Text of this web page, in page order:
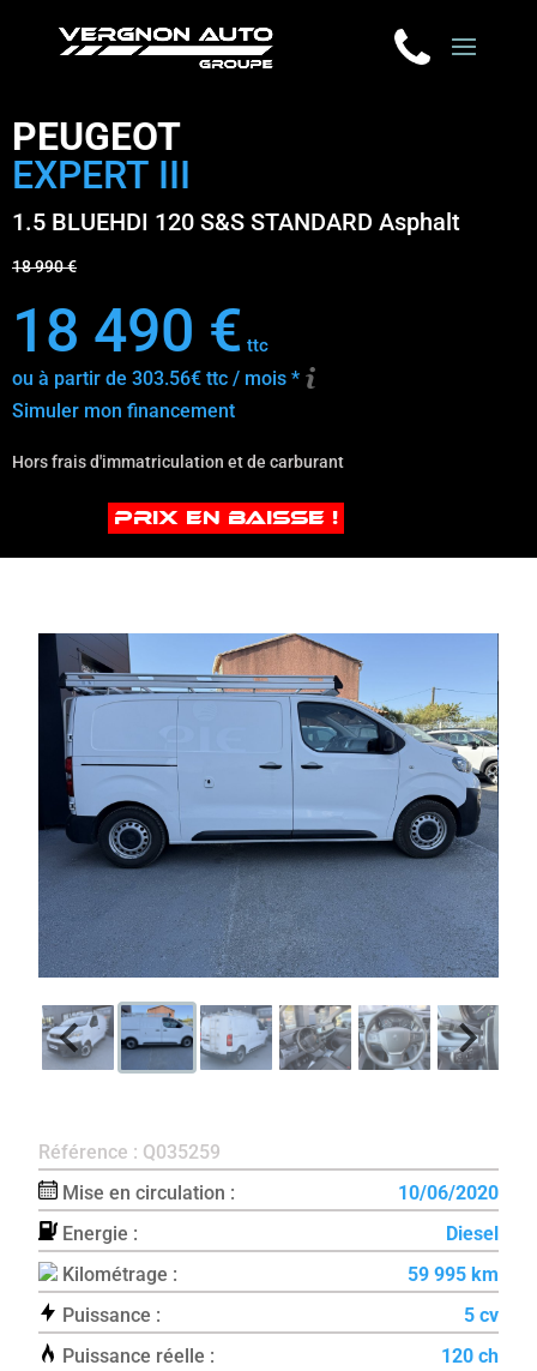
PEUGEOT
EXPERT III
1.5 BLUEHDI 120 S&S STANDARD Asphalt
18 990 €
18 490 € ttc
ou à partir de 303.56€ ttc / mois *
Simuler mon financement
Hors frais d'immatriculation et de carburant
PRIX EN BAISSE !
Référence : Q035259
Mise en circulation :
10/06/2020
Energie :
Diesel
Kilométrage :
59 995 km
Puissance :
5 cv
Puissance réelle :
120 ch